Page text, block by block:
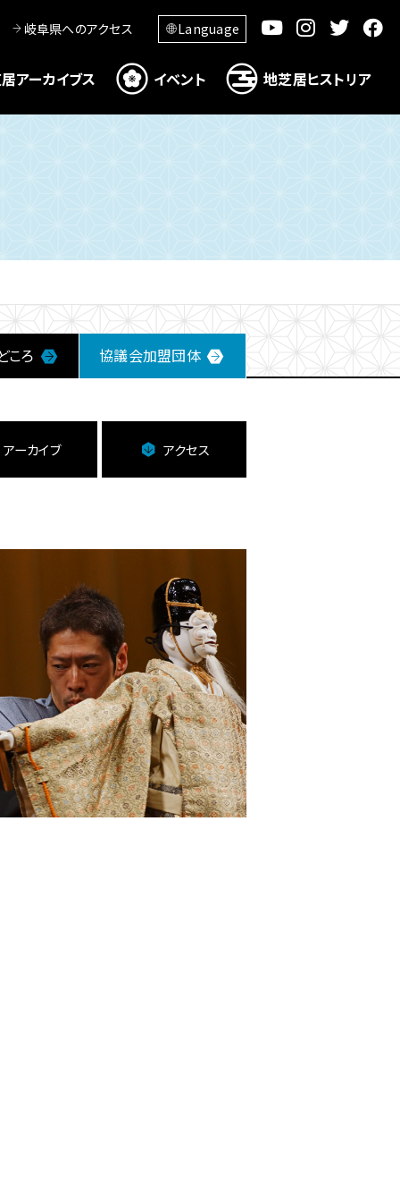
岐阜県へのアクセス Language
アーカイブス イベント 地芝居ヒストリア
ころ 協議会加盟団体
アーカイブ アクセス